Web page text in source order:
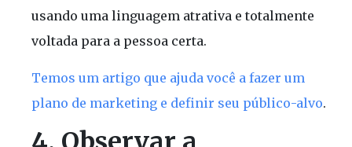
usando uma linguagem atrativa e totalmente
voltada para a pessoa certa.
Temos um artigo que ajuda você a fazer um
plano de marketing e definir seu público-alvo.